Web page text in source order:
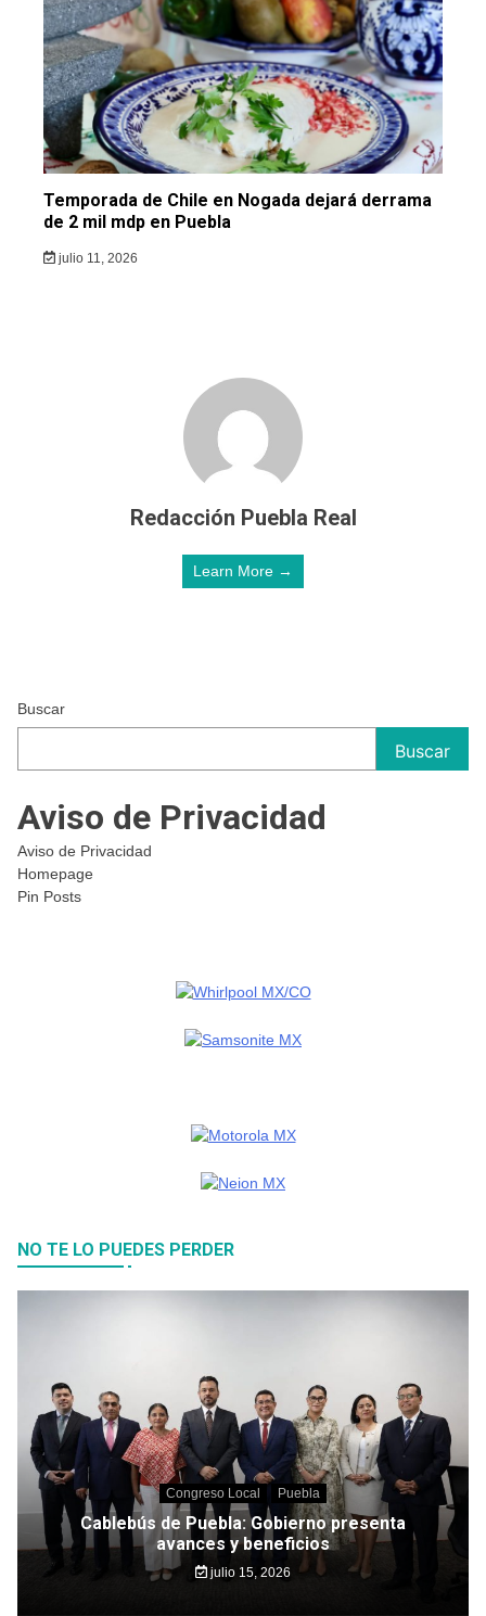
Temporada de Chile en Nogada dejará derrama
de 2 mil mdp en Puebla
julio 11, 2026
Redacción Puebla Real
Learn More →
Buscar
Buscar
Aviso de Privacidad
Aviso de Privacidad
Homepage
Pin Posts
NO TE LO PUEDES PERDER
Congreso Local Puebla
Cablebús de Puebla: Gobierno presenta
avances y beneficios
julio 15, 2026